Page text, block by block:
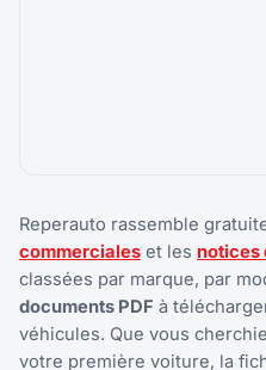
Reperauto rassemble
commerciales et les notices
classées par marque, par
documents PDF à
véhicules. Que vous
votre première voiture, la